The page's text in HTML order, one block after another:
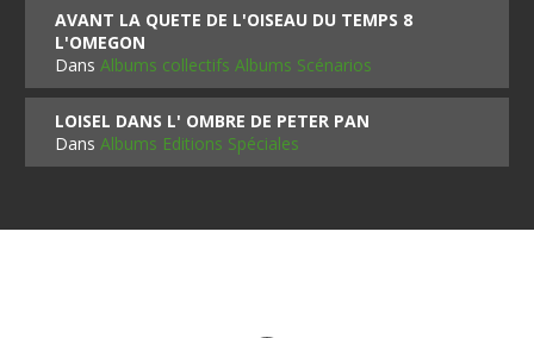
AVANT LA QUETE DE L'OISEAU DU TEMPS 8
L'OMEGON
DansAlbums collectifs Albums Scénarios
LOISEL DANS L' OMBRE DE PETER PAN
DansAlbums Editions Spéciales